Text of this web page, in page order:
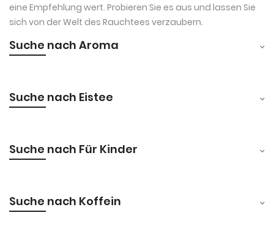
eine Empfehlung wert. Probieren Sie es aus und lassen Sie
sich von der Welt des Rauchtees verzaubern.
Suche nach Aroma
Suche nach Eistee
Suche nach Für Kinder
Suche nach Koffein